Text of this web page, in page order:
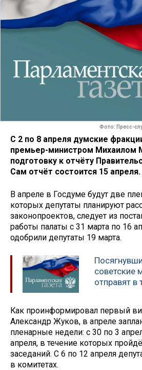
Фото: Пресс-
С 2 по 8 апреля думские
премьер-министром Михаилом
подготовку к отчёту
Сам отчёт состоится 15 апреля.
В апреле в Госдуме будут две
которых депутаты планируют
законопроектов, следует из
работы палаты с 31 марта по 16
одобрили депутаты 19 марта.
советские
отправят в
Как проинформировал первый
Александр Жуков, в апреле
пленарные недели: с 30 по 3
апреля, в течение которых
заседаний. С 6 по 12 апреля
в комитетах.